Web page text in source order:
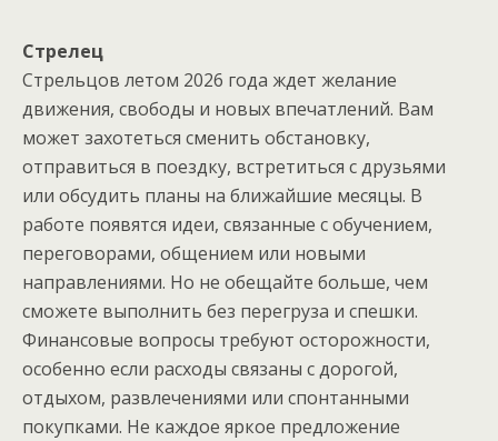
Стрелец
Стрельцов летом 2026 года ждет желание
движения, свободы и новых впечатлений. Вам
может захотеться сменить обстановку,
отправиться в поездку, встретиться с друзьями
или обсудить планы на ближайшие месяцы. В
работе появятся идеи, связанные с обучением,
переговорами, общением или новыми
направлениями. Но не обещайте больше, чем
сможете выполнить без перегруза и спешки.
Финансовые вопросы требуют осторожности,
особенно если расходы связаны с дорогой,
отдыхом, развлечениями или спонтанными
покупками. Не каждое яркое предложение